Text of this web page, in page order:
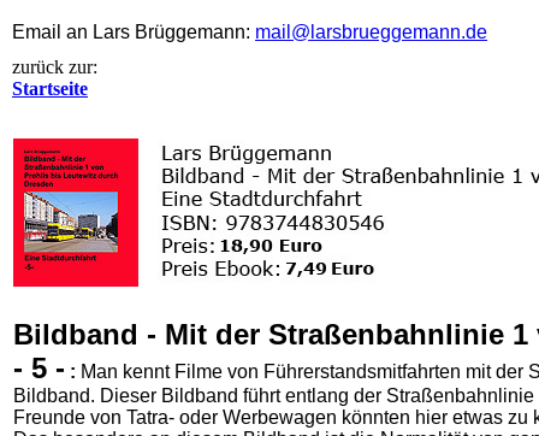
Email an Lars Brüggemann: mail@larsbrueggemann.de
zurück zur:
Startseite
Bildband - Mit der Straßenbahnlinie
- 5 - : Man kennt Filme von Führerstandsmitfahrten mit
Bildband. Dieser Bildband führt entlang der
Freunde von Tatra- oder Werbewagen könnten hier etwas